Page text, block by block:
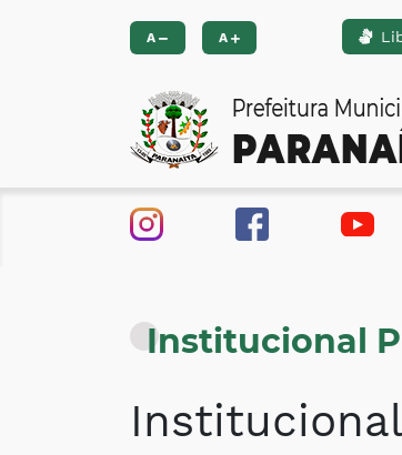
Ir para o conteúdo [alt+1] Ir para o
A A
Institucional